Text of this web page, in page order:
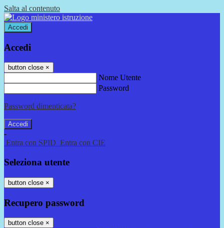
Salta al contenuto
Accedi
Accedi
button close ×
Nome Utente
Password
Password dimenticata?
-
Entra con SPID Entra con CIE
Seleziona utente
button close ×
Recupero password
button close ×